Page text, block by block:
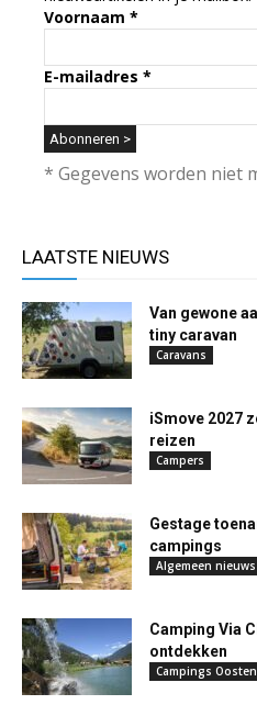
Voornaam *
E-mailadres *
* Gegevens worden niet
LAATSTE NIEUWS
Van gewone
tiny caravan
Caravans
iSmove 2027
reizen
Campers
Gestage
campings
Algemeen nieuws
Camping Via
ontdekken
Campings